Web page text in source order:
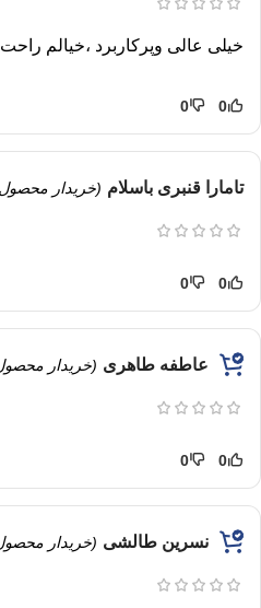
خیلی عالی و‌پرکاربرد ،خیالم
0
0
تامارا قنبری باسلام (خریدار
0
0
عاطفه طاهری (خریدار
0
0
نسرین طالشی (خریدار